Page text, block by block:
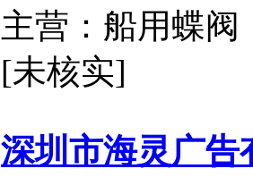
主营：船用蝶
[未核实]
深圳市海灵广告